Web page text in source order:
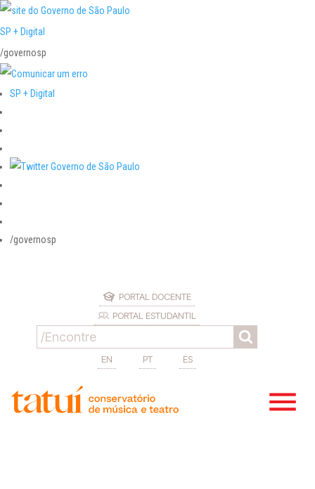
SP + Digital
/governosp
SP + Digital
/governosp
PORTAL DOCENTE
PORTAL ESTUDANTIL
EN PT ES